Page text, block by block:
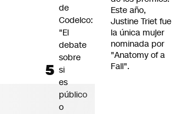
Este año,
Justine Triet fue
la única mujer
nominada por
"Anatomy of a
Fall".
de
Codelco:
"El
debate
sobre
si
es
público
o